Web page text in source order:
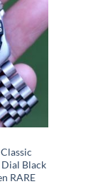
Black
RARE